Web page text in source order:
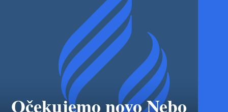
Očekujemo novo Nebo